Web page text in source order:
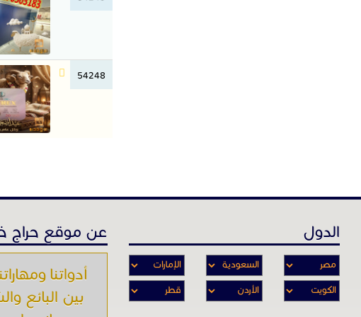
54248
الدول عن موقع حراج
أدواتنا
بين البائع